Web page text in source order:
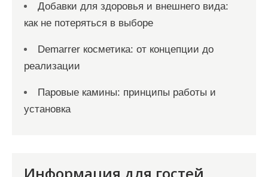
Добавки для здоровья и внешнего вида:
как не потеряться в выборе
Demarrer косметика: от концепции до
реализации
Паровые камины: принципы работы и
установка